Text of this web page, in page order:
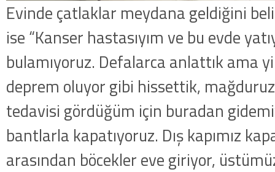
Evinde çatlaklar meydana geldiğini
ise “Kanser hastasıyım ve bu evde
bulamıyoruz. Defalarca anlattık ama
deprem oluyor gibi hissettik,
tedavisi gördüğüm için buradan
bantlarla kapatıyoruz. Dış kapımız
arasından böcekler eve giriyor,